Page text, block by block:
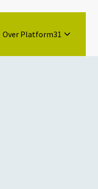
Over Platform31